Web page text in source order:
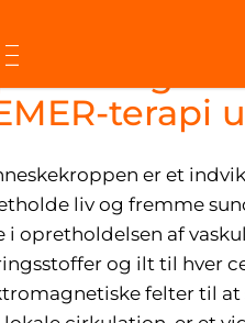
af
terapi
er et
liv og fremme
i opretholdelsen af
og ilt til hver
felter til